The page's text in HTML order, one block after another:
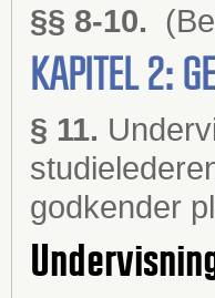
§§ 8-10.
KAPITEL 2:
§ 11.
godkender